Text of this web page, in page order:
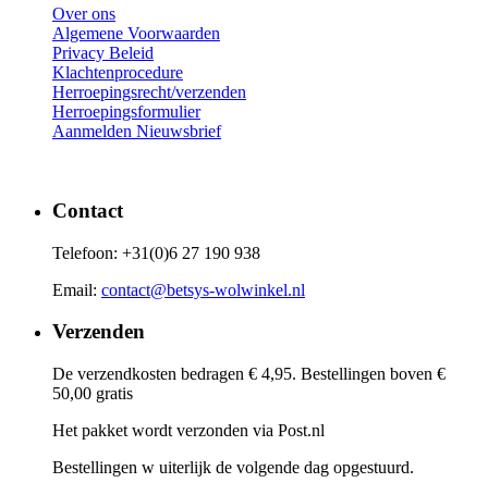
Over ons
Algemene Voorwaarden
Privacy Beleid
Klachtenprocedure
Herroepingsrecht/verzenden
Herroepingsformulier
Aanmelden Nieuwsbrief
Contact
Telefoon: +31(0)6 27 190 938
Email: contact@betsys-wolwinkel.nl
Verzenden
De verzendkosten bedragen € 4,95. Bestellingen boven €
50,00 gratis
Het pakket wordt verzonden via Post.nl
Bestellingen w uiterlijk de volgende dag opgestuurd.